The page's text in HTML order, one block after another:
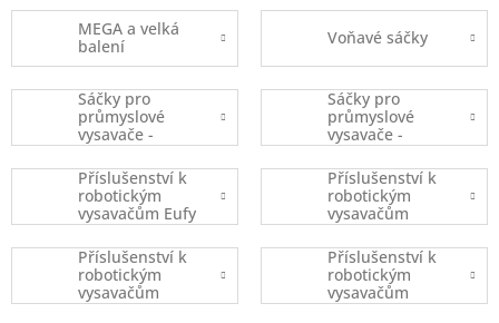
MEGA a velká
balení
Voňavé sáčky
Sáčky pro
průmyslové
vysavače -
kusový prodej
Sáčky pro
průmyslové
vysavače -
balené
Příslušenství k
robotickým
vysavačům Eufy
Robovac
Příslušenství k
robotickým
vysavačům
iRobot
Příslušenství k
robotickým
vysavačům
Xiaomi
Příslušenství k
robotickým
vysavačům
Ecovacs